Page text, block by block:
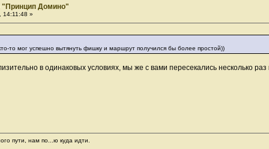
"Принцип Домино"
14:11:48 »
то мог успешно вытянуть фишку и маршрут получился бы более простой))
в одинаковых условиях, мы же с вами пересекались несколько раз
пути, нам по...ю куда идти.